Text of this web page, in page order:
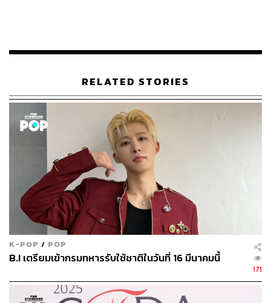
เพื่อนสนิทของอัตตาคือ มิค-เพชรภูมิ เพชรแก้ว ซึ่งอัตตาบอก
RELATED STORIES
K-POP / POP
B.I เตรียมเข้ากรมทหารรับใช้ชาติในวันที่ 16 มีนาคมนี้
171